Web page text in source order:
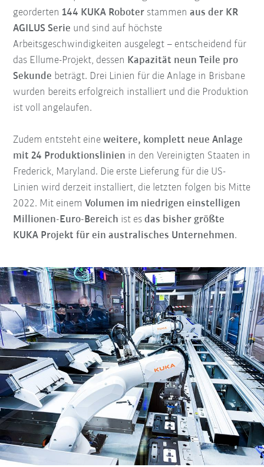
georderten 144 KUKA Roboter stammen aus der KR
AGILUS Serie und sind auf höchste
Arbeitsgeschwindigkeiten ausgelegt – entscheidend für
das Ellume-Projekt, dessen Kapazität neun Teile pro
Sekunde beträgt. Drei Linien für die Anlage in Brisbane
wurden bereits erfolgreich installiert und die Produktion
ist voll angelaufen.
Zudem entsteht eineweitere, komplett neue Anlage
mit 24 Produktionslinien in den Vereinigten Staaten in
Frederick, Maryland. Die erste Lieferung für die US-
Linien wird derzeit installiert, die letzten folgen bis Mitte
2022. Mit einemVolumen im niedrigen einstelligen
Millionen-Euro-Bereich ist esdas bisher größte
KUKA Projekt für ein australisches Unternehmen.